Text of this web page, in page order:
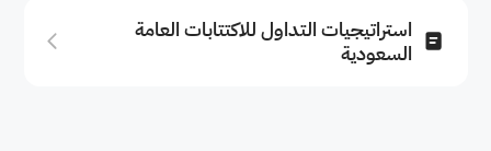
استراتيجيات التداول للاكتتابات العامة
السعودية